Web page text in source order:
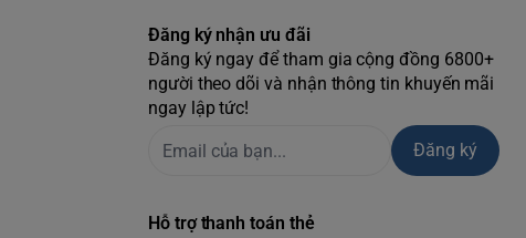
Đăng ký nhận ưu đãi
Đăng ký ngay để tham gia cộng đồng 6800+
người theo dõi và nhận thông tin khuyến mãi
ngay lập tức!
Đăng ký
Hỗ trợ thanh toán thẻ